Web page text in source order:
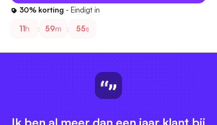
30% korting - Eindigt in
11h : 59m : 54s